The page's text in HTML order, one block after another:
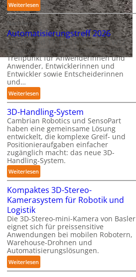
u
c
h
r
o
b
o
t
r
n
p
e
r
C
o
b
o
t
Weiterlesen:
A
A
A
Z
r
i
h
:
T
r
e
f
f
p
u
n
k
t
f
r
p
r
a
x
i
Nachbericht
Automatisierungstreff 2026
Am 16. und 17. Juni wurde das WTZ-
Tagungszentrum in Heilbronn zum
Treffpunkt für Anwenderinnen und
Anwender, Entwicklerinnen und
Entwickler sowie Entscheiderinnen
und…
Weiterlesen:
A
u
t
o
m
a
s
i
e
r
u
n
g
s
t
r
e
3D-Handling-System
Cambrian Robotics und SensoPart
haben eine gemeinsame Lösung
entwickelt, die komplexe Greif- und
Positionieraufgaben einfacher
zugänglich macht: das neue 3D-
Handling-System.
Weiterlesen:
3
D
-
a
n
d
l
i
n
Kompaktes 3D-Stereo-
Kamerasystem für Robotik und
Logistik
Die 3D-Stereo-mini-Kamera von Basler
eignet sich für preissensitive
Anwendungen bei mobilen Robotern,
Warehouse-Drohnen und
Automatisierungslösungen.
Weiterlesen:
K